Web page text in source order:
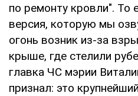
по ремонту кровли". То
версия, которую мы
огонь возник из-за
крыше, где стелили
главка ЧС мэрии
признал: это